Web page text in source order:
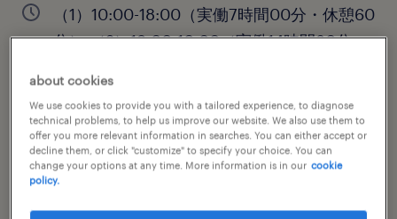
（1）10:00-18:00（実働7時間00分・休憩60
分）,（2）18:00-10:00（実働14時間30分・
job category
information technology
about cookies
We use cookies to provide you with a tailored experience, to diagnose
technical problems, to help us improve our website. We also use them to
offer you more relevant information in searches. You can either accept or
decline them, or click "customize" to specify your choice. You can
change your options at any time. More information is in our cookie
policy.